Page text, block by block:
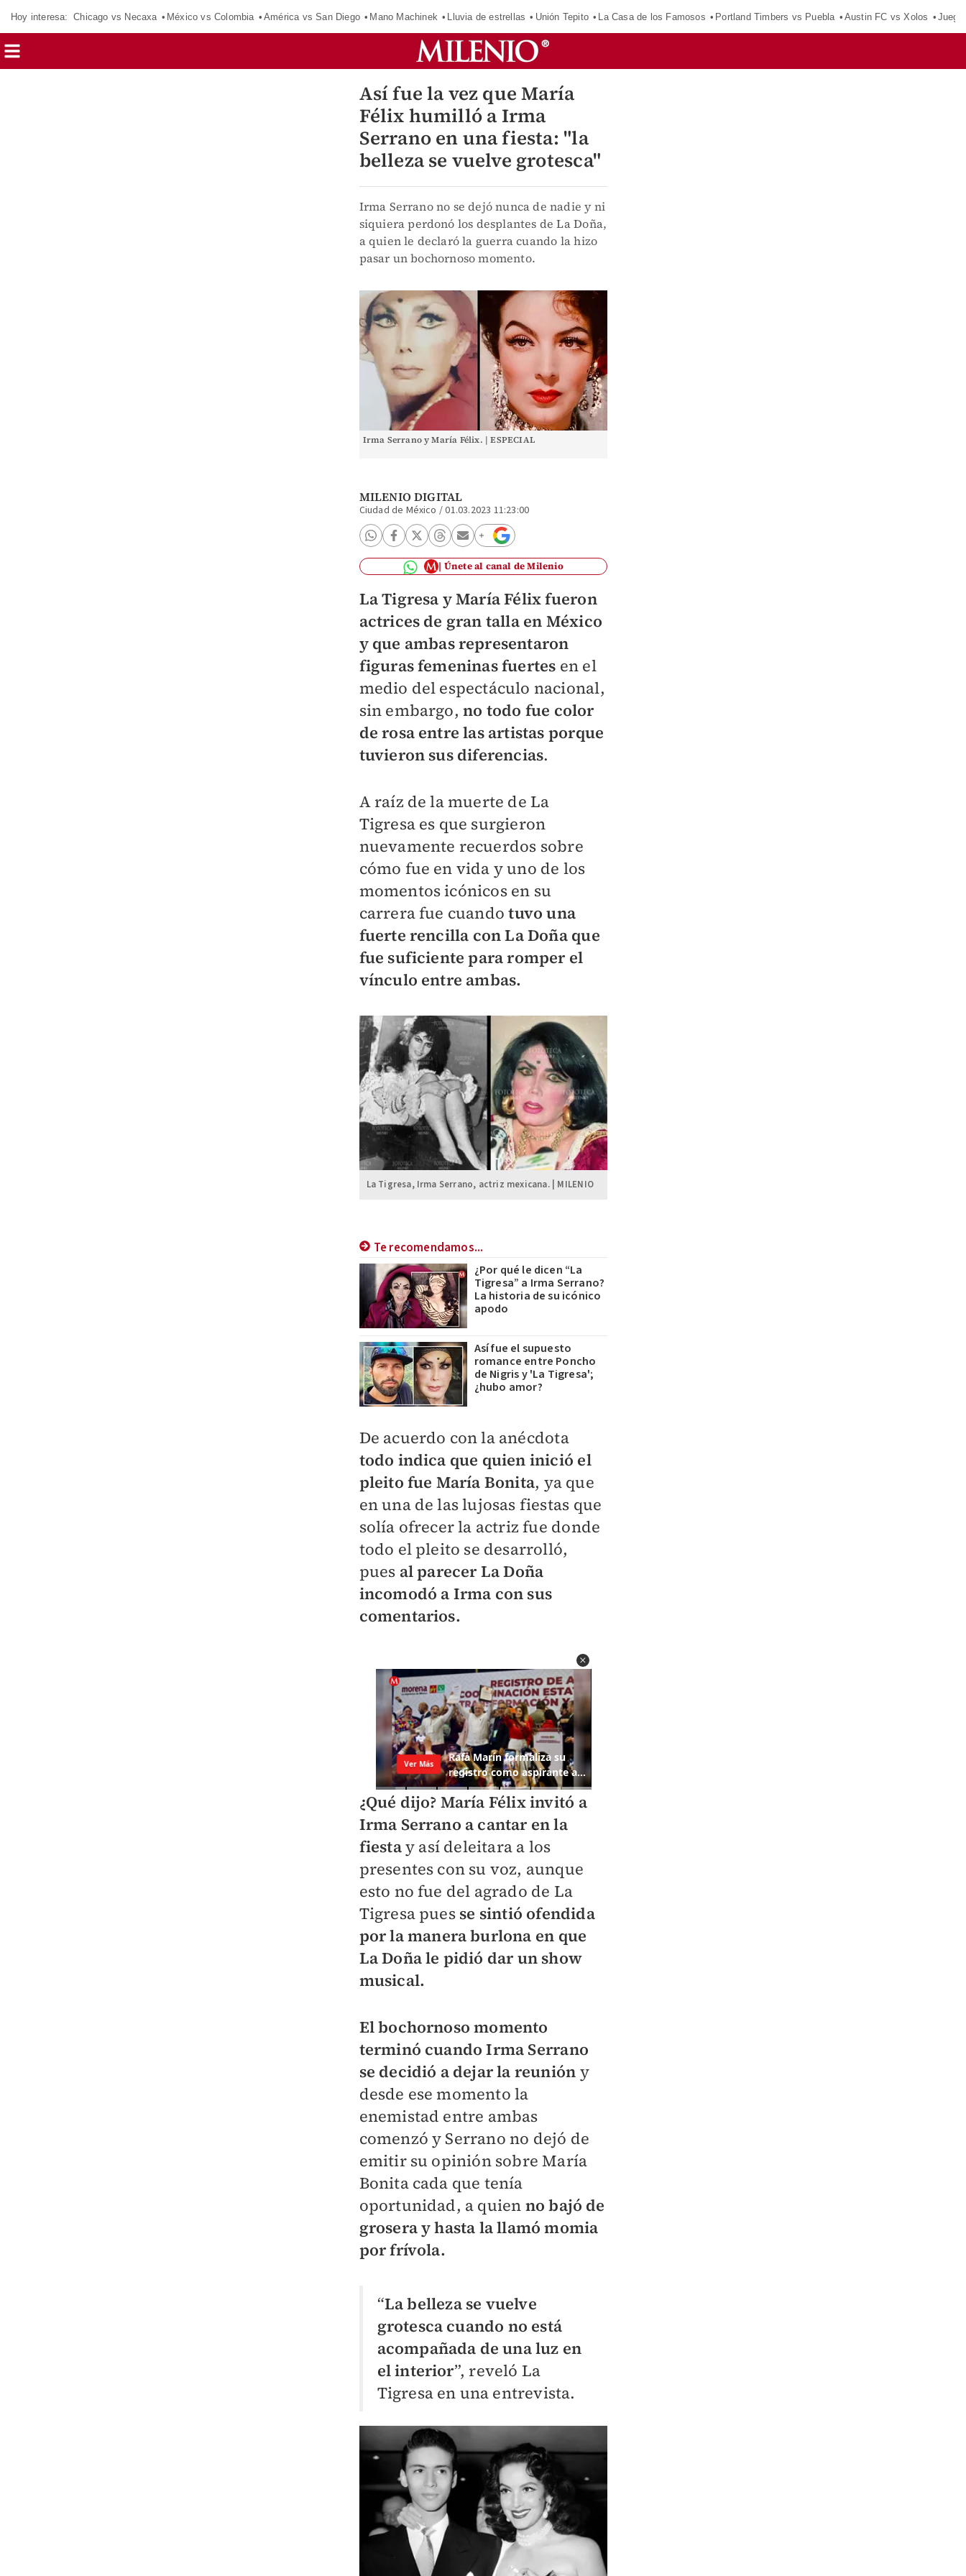
Hoy interesa: Chicago vs Necaxa México vs Colombia América vs San Diego Mano Machinek Lluvia de estrellas Unión Tepito La Casa de los Famosos Portland Timbers vs Puebla Austin FC vs Xolos
Así fue la vez que María
Félix humilló a Irma
Serrano en una fiesta: "la
belleza se vuelve grotesca"
Irma Serrano no se dejó nunca de nadie y ni
siquiera perdonó los desplantes de La Doña,
a quien le declaró la guerra cuando la hizo
pasar un bochornoso momento.
Irma Serrano y María Félix. | ESPECIAL
MILENIO DIGITAL
Ciudad de México /01.03.2023 11:23:00
Únete al canal de Milenio
La Tigresa y María Félix fueron
actrices de gran talla en México
y que ambas representaron
figuras femeninas fuertes en el
medio del espectáculo nacional,
sin embargo,no todo fue color
de rosa entre las artistas porque
tuvieron sus diferencias.
A raíz de la muerte de La
Tigresa es que surgieron
nuevamente recuerdos sobre
cómo fue en vida y uno de los
momentos icónicos en su
carrera fue cuandotuvo una
fuerte rencilla con La Doña que
fue suficiente para romper el
vínculo entre ambas.
La Tigresa, Irma Serrano, actriz mexicana. | MILENIO
Te recomendamos...
¿Por qué le dicen “La
Tigresa” a Irma Serrano?
La historia de su icónico
apodo
Así fue el supuesto
romance entre Poncho
de Nigris y 'La Tigresa';
¿hubo amor?
De acuerdo con la anécdota
todo indica que quien inició el
pleito fue María Bonita, ya que
en una de las lujosas fiestas que
solía ofrecer la actriz fue donde
todo el pleito se desarrolló,
pues al parecer La Doña
incomodó a Irma con sus
comentarios.
¿Qué dijo? María Félix invitó a
Irma Serrano a cantar en la
fiestay así deleitara a los
presentes con su voz, aunque
esto no fue del agrado de La
Tigresa pues se sintió ofendida
por la manera burlona en que
La Doña le pidió dar un show
musical.
El bochornoso momento
terminó cuando Irma Serrano
se decidió a dejar la reunión y
desde ese momento la
enemistad entre ambas
comenzó y Serrano no dejó de
emitir su opinión sobre María
Bonita cada que tenía
oportunidad, a quien no bajó de
grosera y hasta la llamó momia
por frívola.
“La belleza se vuelve
grotesca cuando no está
acompañada de una luz en
el interior”, reveló La
Tigresa en una entrevista.